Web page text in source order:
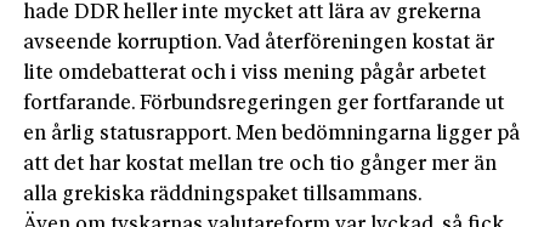
hade DDR heller inte mycket att lära av grekerna
avseende korruption. Vad återföreningen kostat är
lite omdebatterat och i viss mening pågår arbetet
fortfarande. Förbundsregeringen ger fortfarande ut
en årlig statusrapport. Men bedömningarna ligger på
att det har kostat mellan tre och tio gånger mer än
alla grekiska räddningspaket tillsammans.